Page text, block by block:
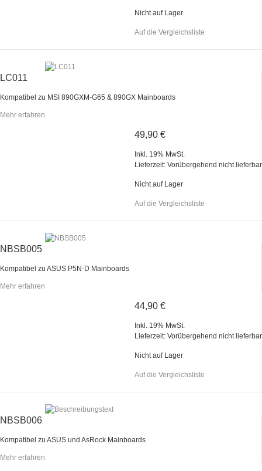
Nicht auf Lager
Auf die Vergleichsliste
LC011
Kompatibel zu MSI 890GXM-G65 & 890GX Mainboards
Mehr erfahren
49,90 €
Inkl. 19% MwSt.
Lieferzeit: Vorübergehend nicht lieferbar
Nicht auf Lager
Auf die Vergleichsliste
NBSB005
Kompatibel zu ASUS P5N-D Mainboards
Mehr erfahren
44,90 €
Inkl. 19% MwSt.
Lieferzeit: Vorübergehend nicht lieferbar
Nicht auf Lager
Auf die Vergleichsliste
NBSB006
Kompatibel zu ASUS und AsRock Mainboards
Mehr erfahren